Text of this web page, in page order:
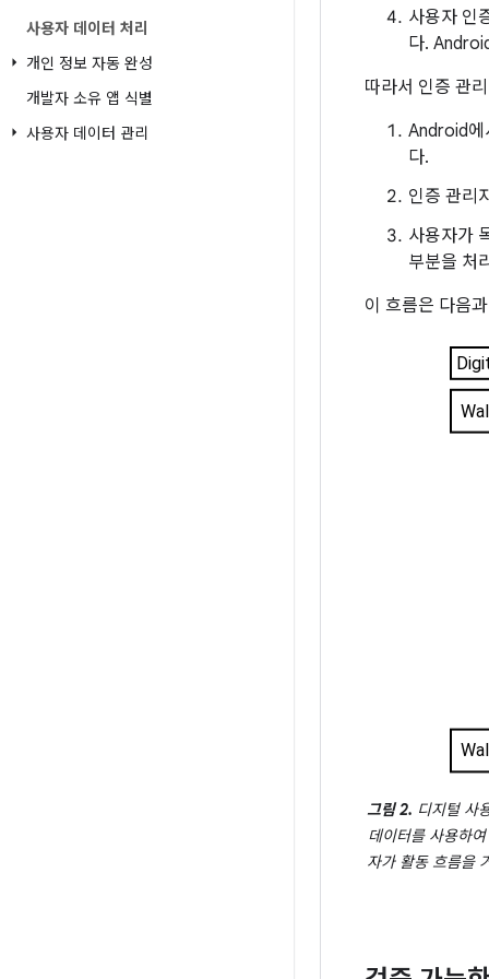
사용자 데이터 처리
개인 정보 자동 완성
개발자 소유 앱 식별
사용자 데이터 관리
사용자 인
다.
따라서 인증 관
Android에
다.
인증 관리
사용자가
부분을 처
이 흐름은 다음
그림 2. 디지털 사
데이터를 사용하
자가 활동 흐름을